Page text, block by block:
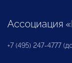
Ассоциация
+7 (495) 247-4777